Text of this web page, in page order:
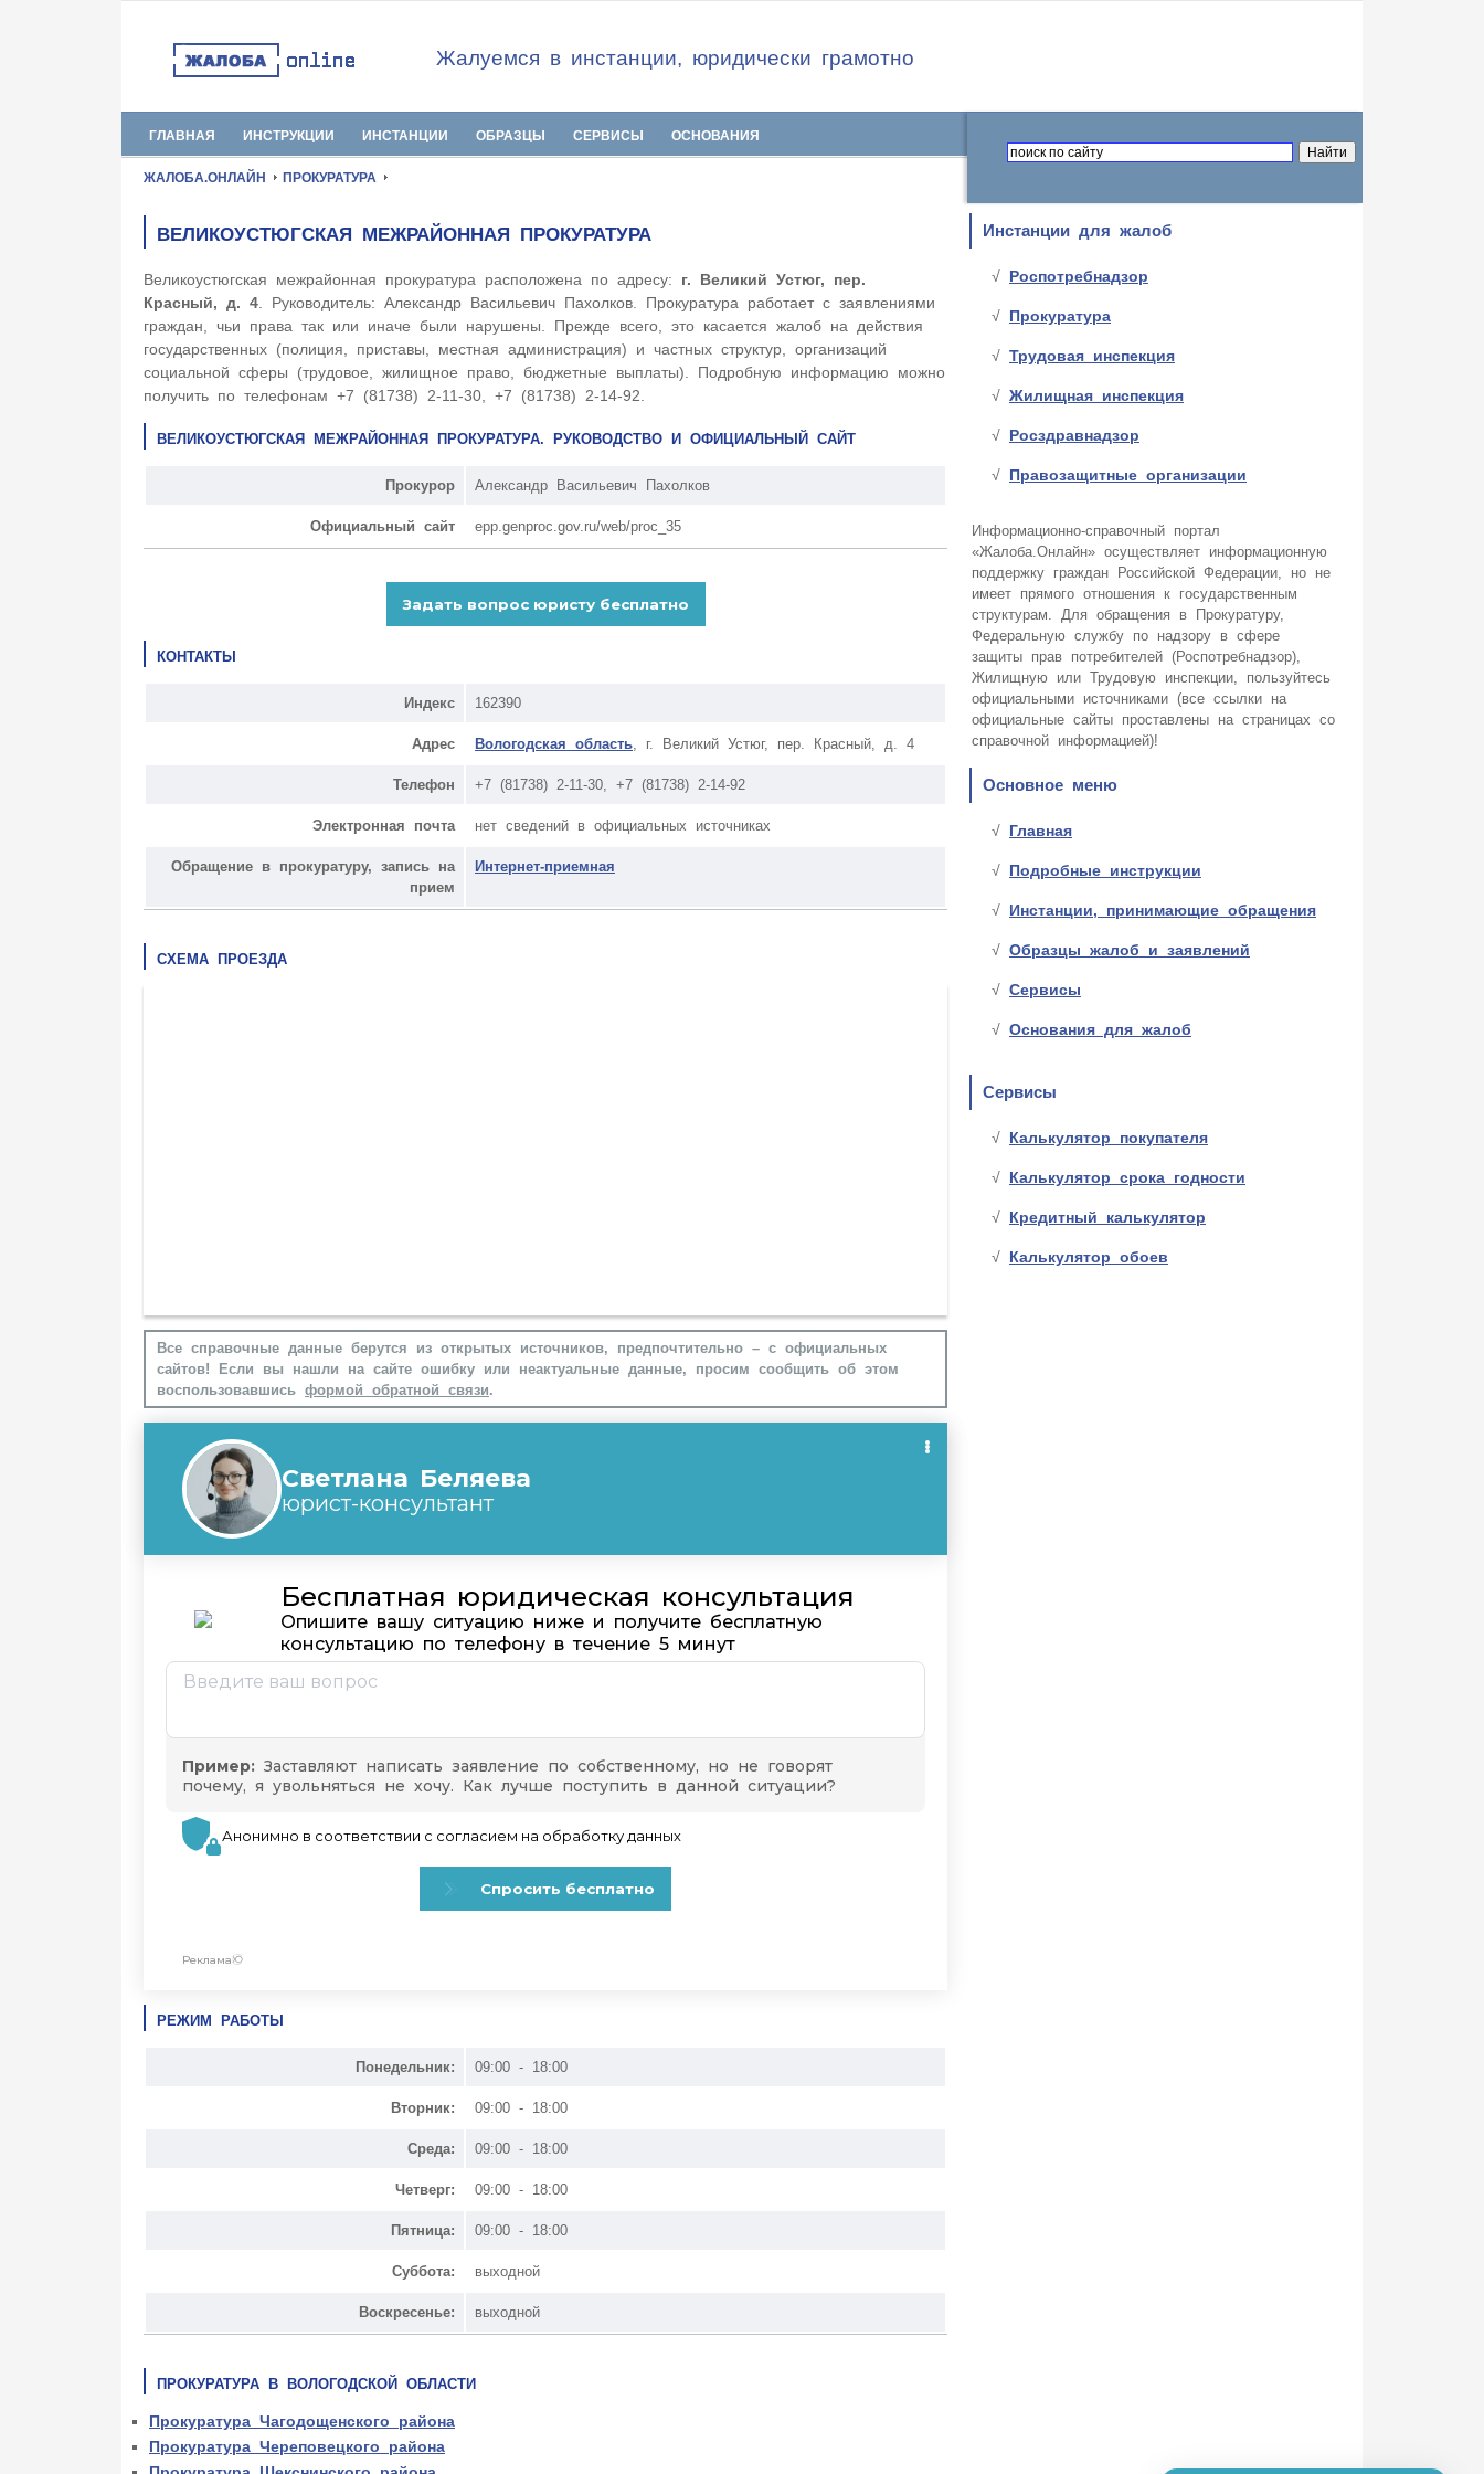
Жалуемся в инстанции, юридически грамотно
ГЛАВНАЯ ИНСТРУКЦИИ ИНСТАНЦИИ ОБРАЗЦЫ СЕРВИСЫ ОСНОВАНИЯ
ЖАЛОБА.ОНЛАЙН ПРОКУРАТУРА
ВЕЛИКОУСТЮГСКАЯ МЕЖРАЙОННАЯ ПРОКУРАТУРА
Великоустюгская межрайонная прокуратура расположена по адресу: г. Великий Устюг, пер.
Красный, д. 4 . Руководитель: Александр Васильевич Пахолков. Прокуратура работает с заявлениями
граждан, чьи права так или иначе были нарушены. Прежде всего, это касается жалоб на действия
государственных (полиция, приставы, местная администрация) и частных структур, организаций
социальной сферы (трудовое, жилищное право, бюджетные выплаты). Подробную информацию можно
получить по телефонам +7 (81738) 2-11-30, +7 (81738) 2-14-92.
ВЕЛИКОУСТЮГСКАЯ МЕЖРАЙОННАЯ ПРОКУРАТУРА. РУКОВОДСТВО И ОФИЦИАЛЬНЫЙ САЙТ
Прокурор Александр Васильевич Пахолков
Официальный сайт epp.genproc.gov.ru/web/proc_35
КОНТАКТЫ
Индекс 162390
Адрес Вологодская область , г. Великий Устюг, пер. Красный, д. 4
Телефон +7 (81738) 2-11-30, +7 (81738) 2-14-92
Электронная почта нет сведений в официальных источниках
Обращение в прокуратуру, запись на
прием
Интернет-приемная
СХЕМА ПРОЕЗДА
Все справочные данные берутся из открытых источников, предпочтительно – с официальных
сайтов! Если вы нашли на сайте ошибку или неактуальные данные, просим сообщить об этом
воспользовавшись формой обратной связи.
РЕЖИМ РАБОТЫ
Понедельник: 09:00 - 18:00
Вторник: 09:00 - 18:00
Среда: 09:00 - 18:00
Четверг: 09:00 - 18:00
Пятница: 09:00 - 18:00
Суббота: выходной
Воскресенье: выходной
ПРОКУРАТУРА В ВОЛОГОДСКОЙ ОБЛАСТИ
Прокуратура Чагодощенского района
Прокуратура Череповецкого района
Инстанции для жалоб
Роспотребнадзор
Прокуратура
Трудовая инспекция
Жилищная инспекция
Росздравнадзор
Правозащитные организации
Информационно-справочный портал
«Жалоба.Онлайн» осуществляет информационную
поддержку граждан Российской Федерации, но не
имеет прямого отношения к государственным
структурам. Для обращения в Прокуратуру,
Федеральную службу по надзору в сфере
защиты прав потребителей (Роспотребнадзор),
Жилищную или Трудовую инспекции, пользуйтесь
официальными источниками (все ссылки на
официальные сайты проставлены на страницах со
справочной информацией)!
Основное меню
Главная
Подробные инструкции
Инстанции, принимающие обращения
Образцы жалоб и заявлений
Сервисы
Основания для жалоб
Сервисы
Калькулятор покупателя
Калькулятор срока годности
Кредитный калькулятор
Калькулятор обоев